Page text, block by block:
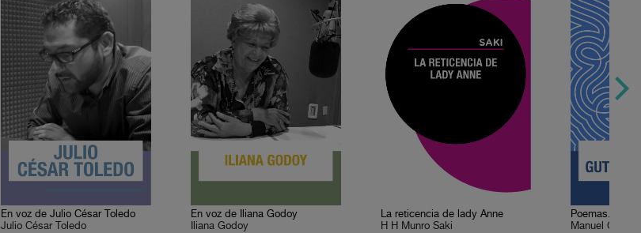
En voz de Julio César Toledo
Julio César Toledo
En voz de Iliana Godoy
Iliana Godoy
La reticencia de lady Anne
H H Munro Saki
Manuel